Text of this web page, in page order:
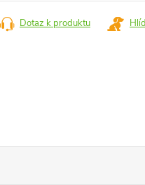
Dotaz k produktu